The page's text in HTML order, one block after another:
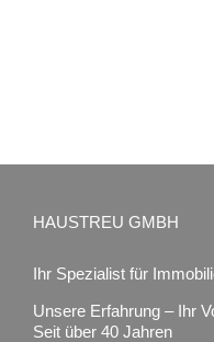
HAUSTREU GMBH
Ihr Spezialist für
Unsere Erfahrung – Ihr
Seit über 40 Jahren